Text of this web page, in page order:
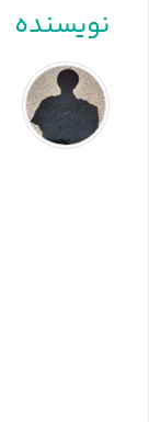
نویسنده